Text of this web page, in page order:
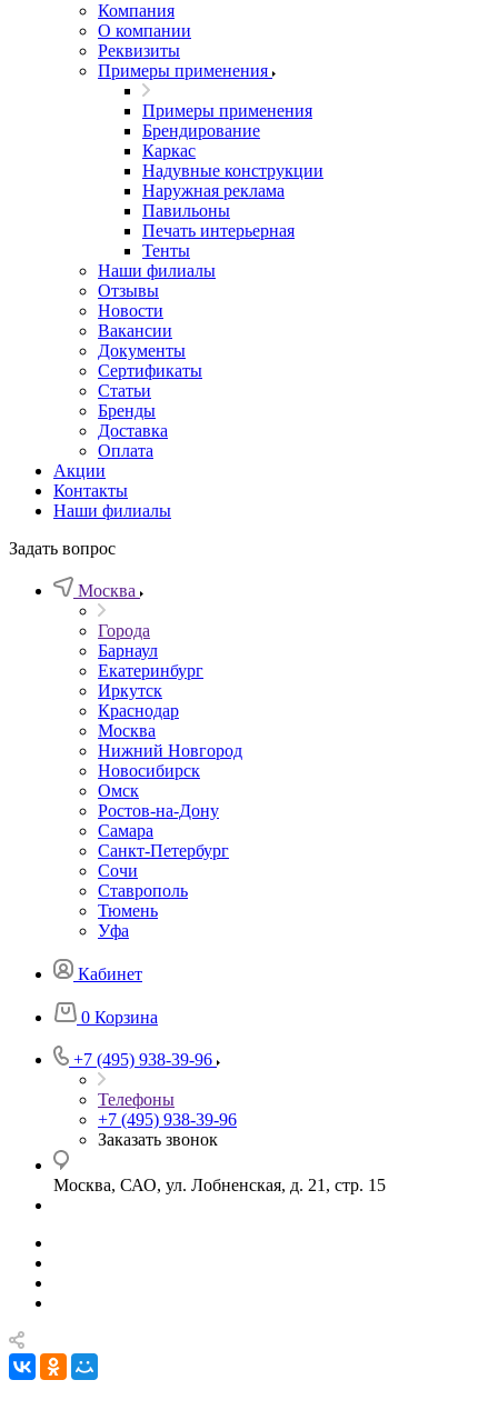
Компания
О компании
Реквизиты
Примеры применения
Примеры применения
Брендирование
Каркас
Надувные конструкции
Наружная реклама
Павильоны
Печать интерьерная
Тенты
Наши филиалы
Отзывы
Новости
Вакансии
Документы
Cертификаты
Статьи
Бренды
Доставка
Оплата
Акции
Контакты
Наши филиалы
Задать вопрос
Москва
Города
Барнаул
Екатеринбург
Иркутск
Краснодар
Москва
Нижний Новгород
Новосибирск
Омск
Ростов-на-Дону
Самара
Санкт-Петербург
Сочи
Ставрополь
Тюмень
Уфа
Кабинет
0 Корзина
+7 (495) 938-39-96
Телефоны
+7 (495) 938-39-96
Заказать звонок
Москва, САО, ул. Лобненская, д. 21, стр. 15